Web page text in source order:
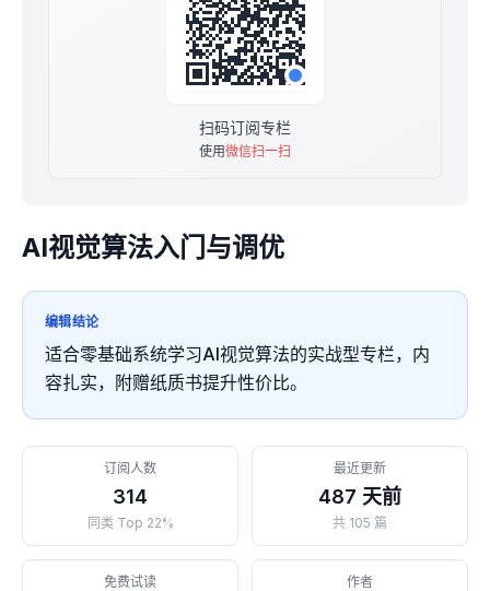
扫描下方二维码后查看置顶文章，有更详细的介绍哦。
扫码订阅专栏
使用微信扫一扫
AI视觉算法入门与调优
编辑结论
适合零基础系统学习AI视觉算法的实战型专栏，内
容扎实，附赠纸质书提升性价比。
订阅人数
314
同类 Top 22%
最近更新
487 天前
共 105 篇
免费试读 作者